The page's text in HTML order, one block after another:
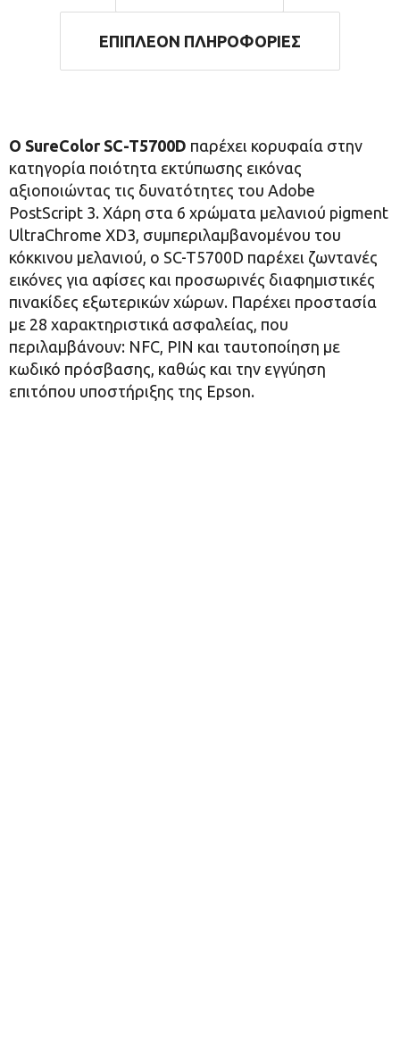
ΕΠΙΠΛΈΟΝ ΠΛΗΡΟΦΟΡΊΕΣ
Ο SureColor SC-T5700D παρέχει κορυφαία στην
κατηγορία ποιότητα εκτύπωσης εικόνας
αξιοποιώντας τις δυνατότητες του Adobe
PostScript 3. Χάρη στα 6 χρώματα μελανιού pigment
UltraChrome XD3, συμπεριλαμβανομένου του
κόκκινου μελανιού, ο SC-T5700D παρέχει ζωντανές
εικόνες για αφίσες και προσωρινές διαφημιστικές
πινακίδες εξωτερικών χώρων. Παρέχει προστασία
με 28 χαρακτηριστικά ασφαλείας, που
περιλαμβάνουν: NFC, PIN και ταυτοποίηση με
κωδικό πρόσβασης, καθώς και την εγγύηση
επιτόπου υποστήριξης της Epson.